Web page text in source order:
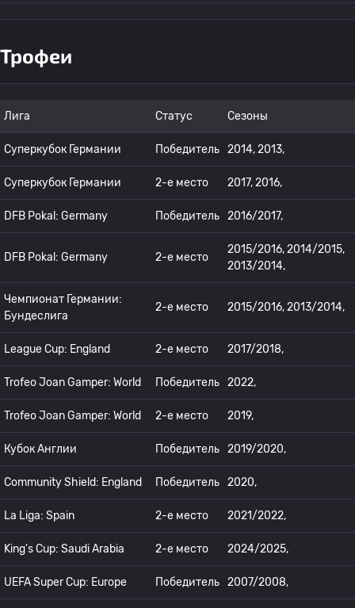
Трофеи
Лига Статус Сезоны
Суперкубок Германии Победитель 2014, 2013,
Суперкубок Германии 2-е место 2017, 2016,
DFB Pokal: Germany Победитель 2016/2017,
DFB Pokal: Germany 2-е место
2015/2016, 2014/2015,
2013/2014,
Чемпионат Германии:
Бундеслига
2-е место 2015/2016, 2013/2014,
League Cup: England 2-е место 2017/2018,
Trofeo Joan Gamper: World Победитель 2022,
Trofeo Joan Gamper: World 2-е место 2019,
Кубок Англии Победитель 2019/2020,
Community Shield: England Победитель 2020,
La Liga: Spain 2-е место 2021/2022,
King's Cup: Saudi Arabia 2-е место 2024/2025,
UEFA Super Cup: Europe Победитель 2007/2008,